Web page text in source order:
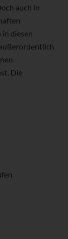
auch in
diesen
Die